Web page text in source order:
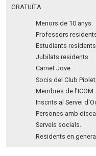
GRATUÏTA
Menors de 10 anys.
Professors
Estudiants
Jubilats residents.
Carnet Jove.
Socis del Club
Membres de l'ICOM.
Inscrits al Servei
Persones amb
Serveis socials.
Residents en